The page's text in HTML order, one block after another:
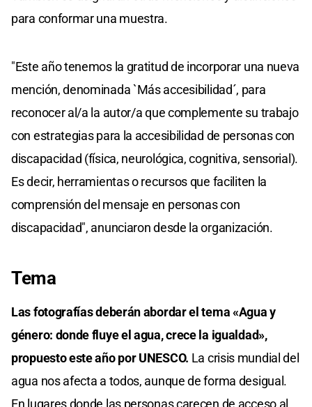
para conformar una muestra.
"Este año tenemos la gratitud de incorporar una nueva
mención, denominada `Más accesibilidad´, para
reconocer al/a la autor/a que complemente su trabajo
con estrategias para la accesibilidad de personas con
discapacidad (física, neurológica, cognitiva, sensorial).
Es decir, herramientas o recursos que faciliten la
comprensión del mensaje en personas con
discapacidad", anunciaron desde la organización.
Tema
Las fotografías deberán abordar el tema «Agua y
género: donde fluye el agua, crece la igualdad»,
propuesto este año por UNESCO. La crisis mundial del
agua nos afecta a todos, aunque de forma desigual.
En lugares donde las personas carecen de acceso al